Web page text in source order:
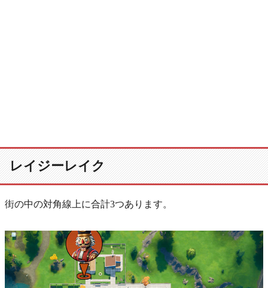
レイジーレイク
街の中の対角線上に合計3つあります。